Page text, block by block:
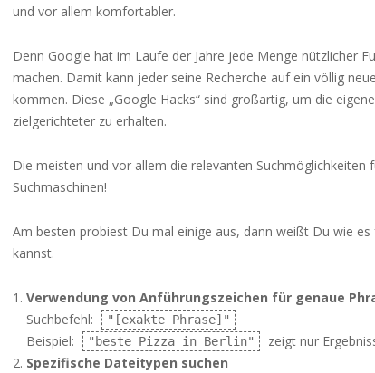
und vor allem komfortabler.
Denn Google hat im Laufe der Jahre jede Menge nützlicher
machen. Damit kann jeder seine Recherche auf ein völlig
kommen. Diese „Google Hacks“ sind großartig, um die
zielgerichteter zu erhalten.
Die meisten und vor allem die relevanten
Suchmaschinen!
Am besten probiest Du mal einige aus, dann weißt Du wie
kannst.
Verwendung von Anführungszeichen für genaue
Suchbefehl:
"[exakte Phrase]"
Beispiel: "beste Pizza in Berlin"
zeigt nur
Spezifische Dateitypen suchen